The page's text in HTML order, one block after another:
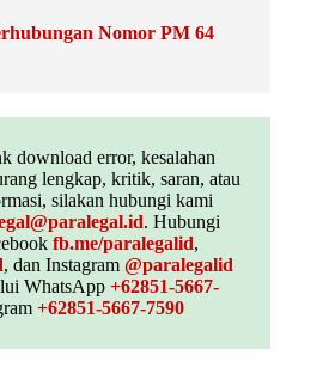
Nomor PM 64
download error, kesalahan
lengkap, kritik, saran, atau
silakan hubungi kami
. Hubungi
fb.me/paralegalid,
, dan Instagram@paralegalid
WhatsApp+62851-5667-
+62851-5667-7590